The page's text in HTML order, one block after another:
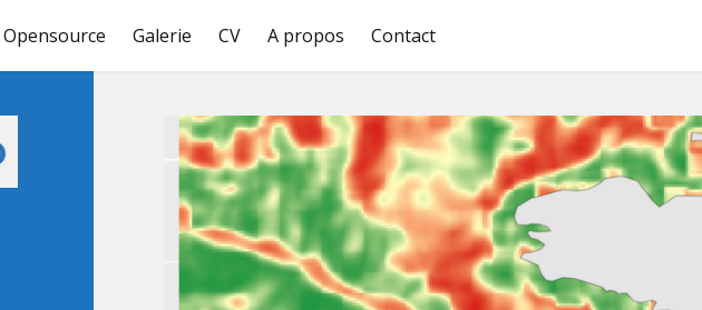
Opensource
Packages pour DevOps
{SDMSelect} package
HUGO themes
{HatchedPolygons} package
Galerie CV A propos Contact